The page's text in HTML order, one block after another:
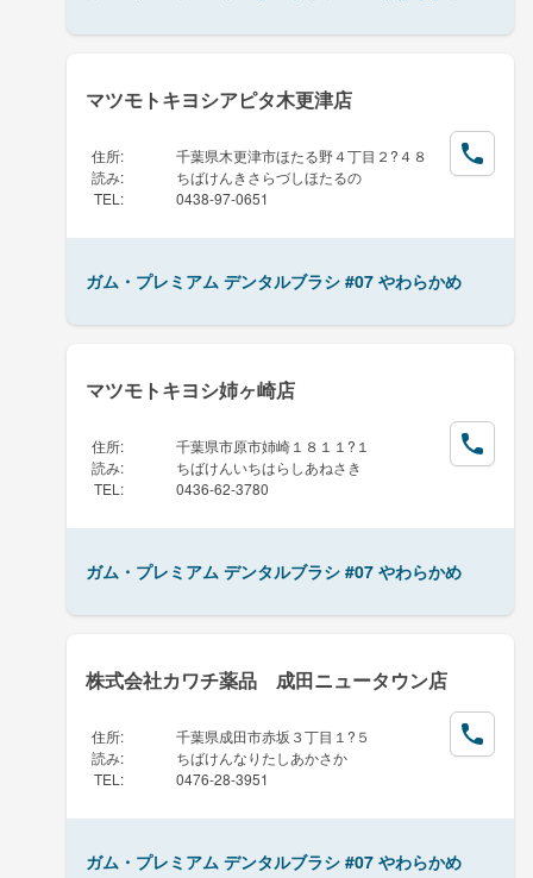
マツモトキヨシアピタ木更津店
住所:
千葉県木更津市ほたる野４丁目２?４８
読み:
ちばけんきさらづしほたるの
TEL : 0438-97-0651
ガム・プレミアム デンタルブラシ #07 やわらかめ
マツモトキヨシ姉ヶ崎店
住所:
千葉県市原市姉崎１８１１?１
読み:
ちばけんいちはらしあねさき
TEL : 0436-62-3780
ガム・プレミアム デンタルブラシ #07 やわらかめ
株式会社カワチ薬品 成田ニュータウン店
住所:
千葉県成田市赤坂３丁目１?５
読み:
ちばけんなりたしあかさか
TEL : 0476-28-3951
ガム・プレミアム デンタルブラシ #07 やわらかめ